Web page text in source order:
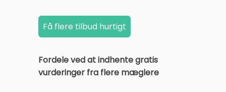
Fordele ved at indhente gratis
vurderinger fra flere mæglere